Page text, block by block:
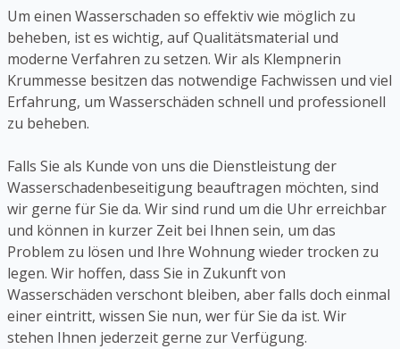
Um einen Wasserschaden so effektiv wie möglich zu
beheben, ist es wichtig, auf Qualitätsmaterial und
moderne Verfahren zu setzen. Wir als Klempnerin
Krummesse besitzen das notwendige Fachwissen und viel
Erfahrung, um Wasserschäden schnell und professionell
zu beheben.
Falls Sie als Kunde von uns die Dienstleistung der
Wasserschadenbeseitigung beauftragen möchten, sind
wir gerne für Sie da. Wir sind rund um die Uhr erreichbar
und können in kurzer Zeit bei Ihnen sein, um das
Problem zu lösen und Ihre Wohnung wieder trocken zu
legen. Wir hoffen, dass Sie in Zukunft von
Wasserschäden verschont bleiben, aber falls doch einmal
einer eintritt, wissen Sie nun, wer für Sie da ist. Wir
stehen Ihnen jederzeit gerne zur Verfügung.